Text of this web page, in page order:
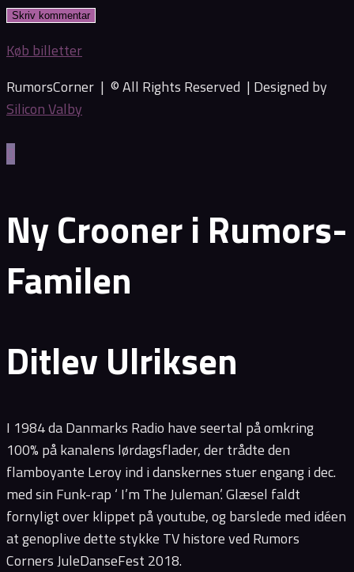
username
to
address
to
website
URL
Køb billetter
RumorsCorner | © All Rights Reserved | Designed by
Silicon Valby
Ny Crooner i Rumors-
Familen
Ditlev Ulriksen
I 1984 da Danmarks Radio have seertal på omkring
100% på kanalens lørdagsflader, der trådte den
flamboyante Leroy ind i danskernes stuer engang i dec.
med sin Funk-rap ‘ I’m The Juleman’. Glæsel faldt
fornyligt over klippet på youtube, og barslede med idéen
at genoplive dette stykke TV histore ved Rumors
Corners JuleDanseFest 2018.